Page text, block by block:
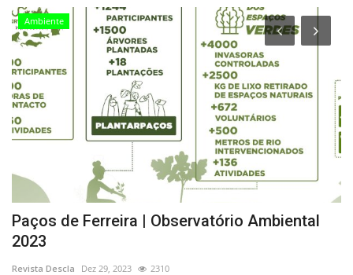
Ambiente
Paços de Ferreira | Observatório Ambiental
2023
Revista Descla Dez 29, 2023 2310